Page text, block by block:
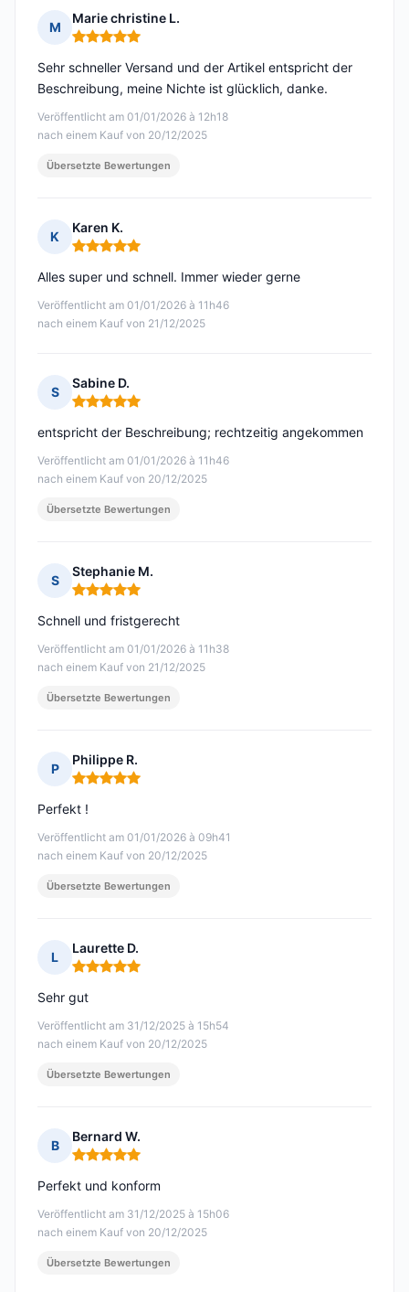
M
Marie christine L.
Hinweis: 5 von 5
Veröffentlicht am 01/01/2026 à 12h18
nach einem Kauf von 20/12/2025
Sehr schneller Versand und der Artikel entspricht der
Beschreibung, meine Nichte ist glücklich, danke.
Übersetzte Bewertungen
K
Karen K.
Hinweis: 5 von 5
Veröffentlicht am 01/01/2026 à 11h46
nach einem Kauf von 21/12/2025
Alles super und schnell. Immer wieder gerne
S
Sabine D.
Hinweis: 5 von 5
Veröffentlicht am 01/01/2026 à 11h46
nach einem Kauf von 20/12/2025
entspricht der Beschreibung; rechtzeitig angekommen
Übersetzte Bewertungen
S
Stephanie M.
Hinweis: 5 von 5
Veröffentlicht am 01/01/2026 à 11h38
nach einem Kauf von 21/12/2025
Schnell und fristgerecht
Übersetzte Bewertungen
P
Philippe R.
Hinweis: 5 von 5
Veröffentlicht am 01/01/2026 à 09h41
nach einem Kauf von 20/12/2025
Perfekt !
Übersetzte Bewertungen
L
Laurette D.
Hinweis: 5 von 5
Veröffentlicht am 31/12/2025 à 15h54
nach einem Kauf von 20/12/2025
Sehr gut
Übersetzte Bewertungen
B
Bernard W.
Hinweis: 5 von 5
Veröffentlicht am 31/12/2025 à 15h06
nach einem Kauf von 20/12/2025
Perfekt und konform
Übersetzte Bewertungen